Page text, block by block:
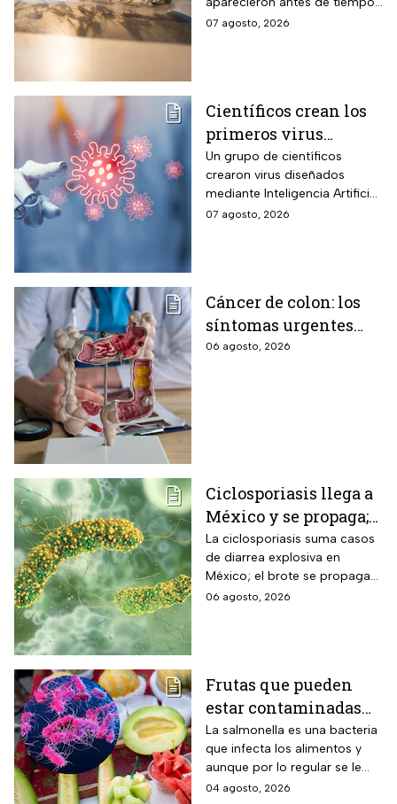
en EUA; ya se registró el
07 agosto, 2026
Científicos crean los
primeros virus
diseñados por la IA,
¿son peligrosos para
los humanos?
Un grupo de científicos
crearon virus diseñados
mediante Inteligencia Artificial
pero se han encendido las
07 agosto, 2026
Cáncer de colon: los
síntomas urgentes
que te advierten que
06 agosto, 2026
Ciclosporiasis llega a
México y se propaga;
activan protocolos
para revisar frutas y
verduras
La ciclosporiasis suma casos
de diarrea explosiva en
México; el brote se propaga
en el territorio nacional
06 agosto, 2026
Frutas que pueden
estar contaminadas
de salmonella y cómo
protegerte del
contagio
La salmonella es una bacteria
que infecta los alimentos y
aunque por lo regular se le
relaciona con el huevo,
04 agosto, 2026